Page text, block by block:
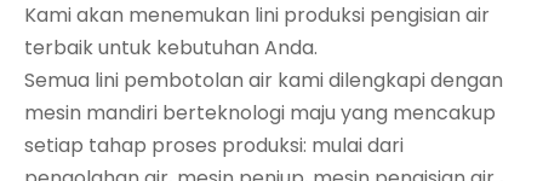
Kami akan menemukan lini produksi pengisian air
terbaik untuk kebutuhan Anda.
Semua lini pembotolan air kami dilengkapi dengan
mesin mandiri berteknologi maju yang mencakup
setiap tahap proses produksi: mulai dari